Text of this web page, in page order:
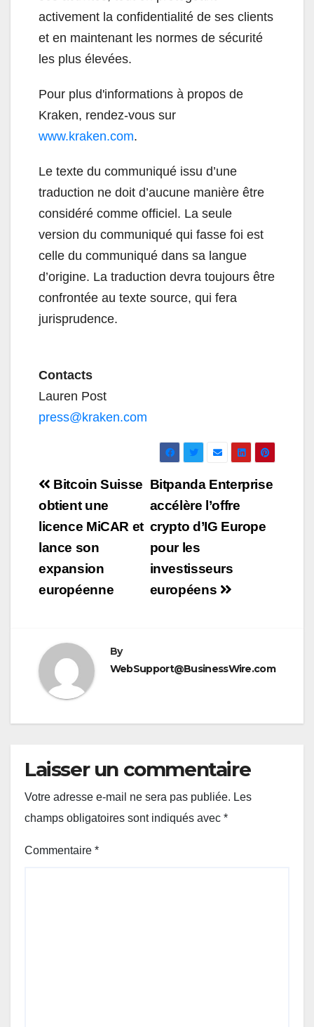
activement la confidentialité de ses clients
et en maintenant les normes de sécurité
les plus élevées.
Pour plus d'informations à propos de
Kraken, rendez-vous sur
www.kraken.com.
Le texte du communiqué issu d’une
traduction ne doit d’aucune manière être
considéré comme officiel. La seule
version du communiqué qui fasse foi est
celle du communiqué dans sa langue
d’origine. La traduction devra toujours être
confrontée au texte source, qui fera
jurisprudence.
Contacts
Lauren Post
press@kraken.com
Navigation
de
l’article
Bitpanda Enterprise
accélère l’offre
crypto d’IG Europe
pour les
investisseurs
européens
Bitcoin Suisse
obtient une
licence MiCAR et
lance son
expansion
européenne
By
WebSupport@BusinessWire.com
Laisser un commentaire
Votre adresse e-mail ne sera pas publiée. Les
champs obligatoires sont indiqués avec *
Commentaire *